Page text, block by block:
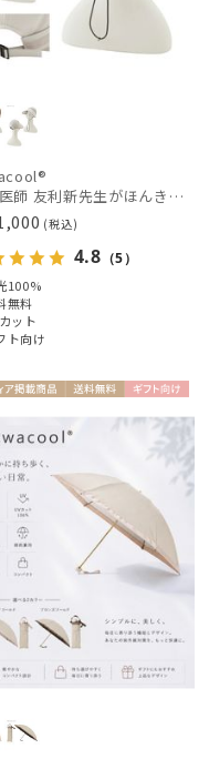
人気医師 友利新先生がほんきでつくったUVカット100％帽子【遮光100％帽子】フワクール® (Fuwacool®) ジョッキーサンバイザー
(税込)
4.8 （5）
100%
無料
ット
ト向け
料
向け